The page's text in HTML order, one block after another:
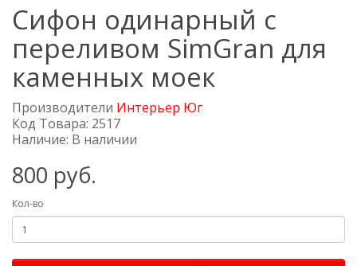
Сифон одинарный с
переливом SimGran для
каменных моек
Производители Интерьер Юг
Код Товара: 2517
Наличие: В наличии
800 руб.
Кол-во